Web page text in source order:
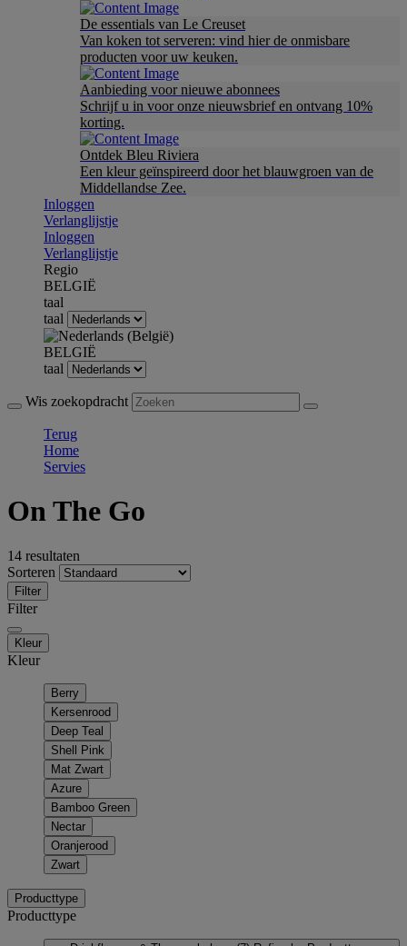
De essentials van Le Creuset
Van koken tot serveren: vind hier de onmisbare
producten voor uw keuken.
Aanbieding voor nieuwe abonnees
Schrijf u in voor onze nieuwsbrief en ontvang 10%
korting.
Ontdek Bleu Riviera
Een kleur geïnspireerd door het blauwgroen van de
Middellandse Zee.
Inloggen
Verlanglijstje
Inloggen
Verlanglijstje
Regio
BELGIË
taal
taal
BELGIË
taal
Wis zoekopdracht
Terug
Home
Servies
On The Go
14 resultaten
Sorteren
Filter
Filter
Kleur
Kleur
Berry
Kersenrood
Deep Teal
Shell Pink
Mat Zwart
Azure
Bamboo Green
Nectar
Oranjerood
Zwart
Producttype
Producttype